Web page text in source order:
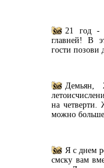
21 год -
главней! В
гости позови
Демьян,
на
можно больше
Я с днем
смску вам